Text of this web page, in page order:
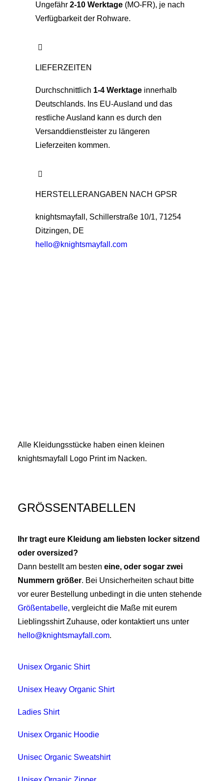
Ungefähr 2-10 Werktage (MO-FR), je nach
Verfügbarkeit der Rohware.
LIEFERZEITEN
Durchschnittlich 1-4 Werktage innerhalb
Deutschlands. Ins EU-Ausland und das
restliche Ausland kann es durch den
Versanddienstleister zu längeren
Lieferzeiten kommen.
HERSTELLERANGABEN NACH GPSR
knightsmayfall, Schillerstraße 10/1, 71254
Ditzingen, DE
hello@knightsmayfall.com
Alle Kleidungsstücke haben einen kleinen
knightsmayfall Logo Print im Nacken.
GRÖSSENTABELLEN
Ihr tragt eure Kleidung am liebsten locker sitzend
oder oversized?
Dann bestellt am besten eine, oder sogar zwei
Nummern größer. Bei Unsicherheiten schaut bitte
vor eurer Bestellung unbedingt in die unten stehende
Größentabelle, vergleicht die Maße mit eurem
Lieblingsshirt Zuhause, oder kontaktiert uns unter
hello@knightsmayfall.com.
Unisex Organic Shirt
Unisex Heavy Organic Shirt
Ladies Shirt
Unisex Organic Hoodie
Unisec Organic Sweatshirt